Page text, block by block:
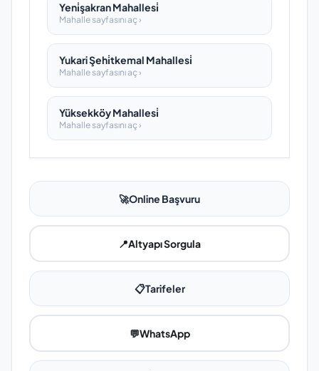
Yeni̇şakran Mahallesi̇
Mahalle sayfasını aç ›
Yukari Şehi̇tkemal Mahallesi̇
Mahalle sayfasını aç ›
Yüksekköy Mahallesi̇
Mahalle sayfasını aç ›
🚀Online Başvuru
📍Altyapı Sorgula
📋Tarifeler
💬WhatsApp